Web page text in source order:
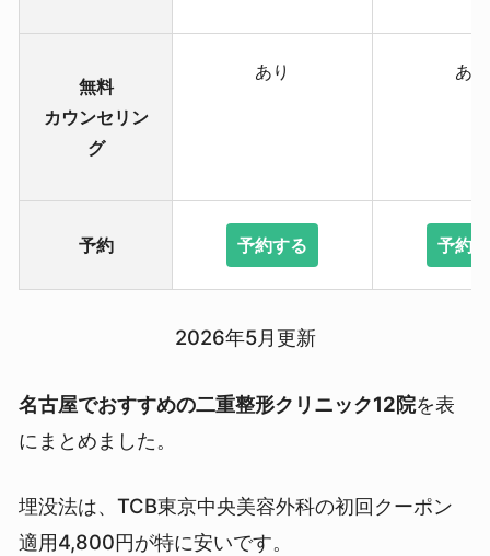
無料
カウンセリン
グ
あり あり
予約 予約する 予約
2026年5月更新
名古屋でおすすめの二重整形クリニック12院を表
にまとめました。
埋没法は、TCB東京中央美容外科の初回クーポン
適用4,800円が特に安いです。